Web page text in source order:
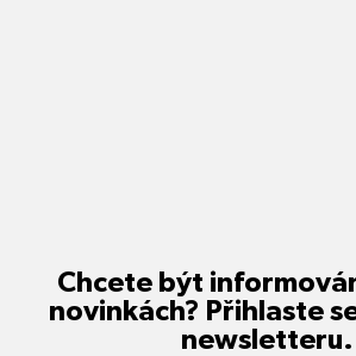
Chcete být
novinkách? Přihlaste
newsletteru.